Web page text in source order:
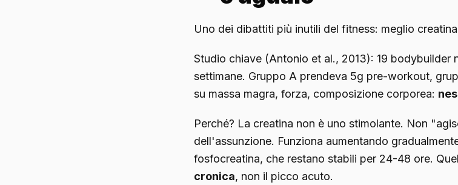
Uno dei dibattiti più inutili del fitness: meglio
Studio chiave (Antonio et al., 2013): 19 bodybuilder
settimane. Gruppo A prendeva 5g pre-workout,
su massa magra, forza, composizione corporea:
Perché? La creatina non è uno stimolante. Non
dell'assunzione. Funziona aumentando
fosfocreatina, che restano stabili per 24-48 ore.
cronica, non il picco acuto.